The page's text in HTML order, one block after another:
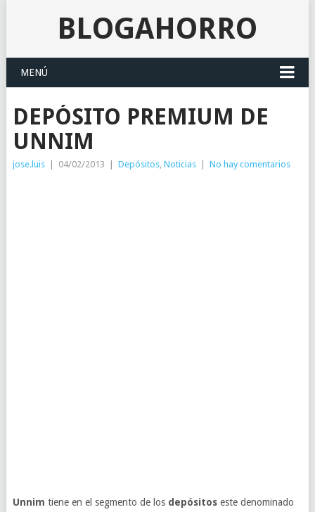
BLOGAHORRO
MENÚ
DEPÓSITO PREMIUM DE
UNNIM
jose.luis 04/02/2013 Depósitos, Noticias No hay comentarios
Unnim tiene en el segmento de los depósitoseste denominado